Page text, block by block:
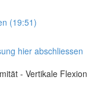
(19:51)
hier abschliessen
- Vertikale Flexion